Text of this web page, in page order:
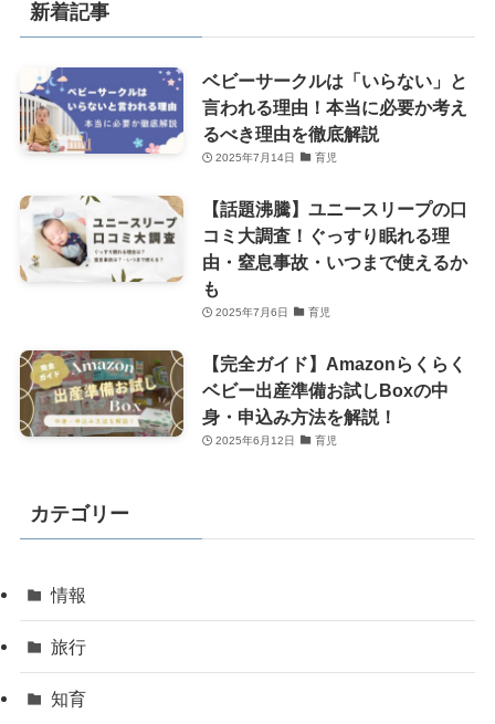
新着記事
ベビーサークルは「いらない」と
言われる理由！本当に必要か考え
るべき理由を徹底解説
2025年7月14日 育児
【話題沸騰】ユニースリープの口
コミ大調査！ぐっすり眠れる理
由・窒息事故・いつまで使えるか
も
2025年7月6日 育児
【完全ガイド】Amazonらくらく
ベビー出産準備お試しBoxの中
身・申込み方法を解説！
2025年6月12日 育児
カテゴリー
情報
旅行
知育